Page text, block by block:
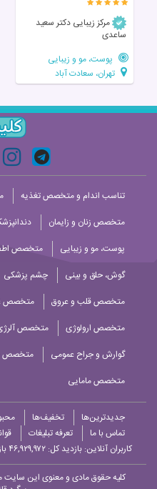
مرکز زیبایی دکتر سعید
ساعدی
پوست، مو و زیبایی
تهران، سعادت آباد
تناسب اندام و متخصص تغذیه
متخصص زنان و زایمان
پوست، مو و زیبایی
متخصص
گوش، حلق و بینی
چشم پزشکی
متخصص قلب و عروق
متخصص
متخصص ارولوژی
متخصص
گوارش و جراح عمومی
متخصص
متخصص مامایی
جدیدترین‌ها تخفیف‌ها
تماس با ما
تعرفه تبلیغات
کاربران آنلاین: بازدید کل: ۴۶,۹۲۹,۹۷۲
کلیه حقوق مادی و معنوی این سایت